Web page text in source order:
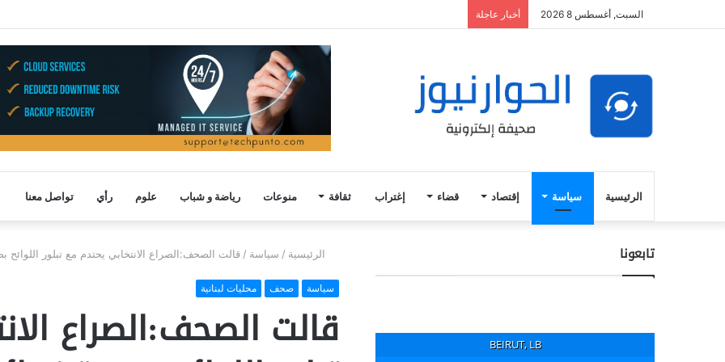
السبت, أغسطس 8 2026 أخبار عاجلة
الرئيسية سياسة إقتصاد قضاء إغتراب ثقافة منوعات رياضة و شباب علوم رأي تواصل معنا
الرئيسية / سياسة / قالت الصحف:الصراع الانتخابي يحتدم مع تبلور اللوائح
سياسة صحف محليات لبنانية
قالت الصحف:الصراع
تابعونا
BEIRUT, LB